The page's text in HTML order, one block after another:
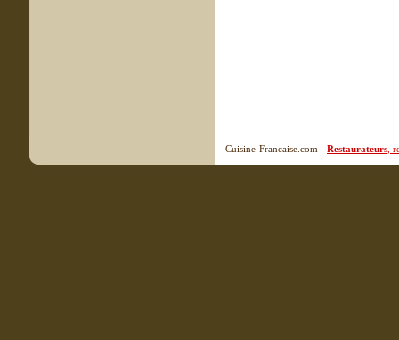
Cuisine-Francaise.com - Restaurateurs ,